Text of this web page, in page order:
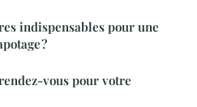
indispensables pour une
?
vous pour votre